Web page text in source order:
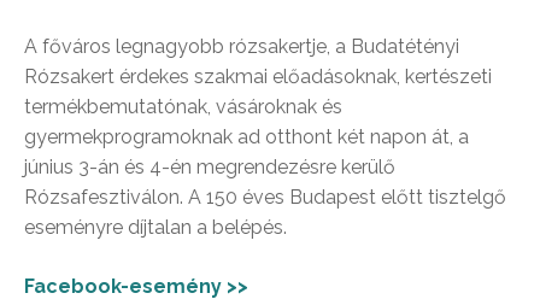
A főváros legnagyobb rózsakertje, a Budatétényi
Rózsakert érdekes szakmai előadásoknak, kertészeti
termékbemutatónak, vásároknak és
gyermekprogramoknak ad otthont két napon át, a
június 3-án és 4-én megrendezésre kerülő
Rózsafesztiválon. A 150 éves Budapest előtt tisztelgő
eseményre díjtalan a belépés.
Facebook-esemény >>